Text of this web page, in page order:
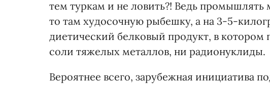
тем туркам и не ловить?! Ведь
то там худосочную рыбешку, а на 3-5-
диетический белковый продукт, в котором
соли тяжелых металлов, ни радионуклиды.
Вероятнее всего, зарубежная инициатива